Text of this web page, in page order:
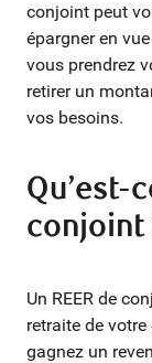
conjoint peut
épargner en
vous prendrez
retirer un
vos besoins.
Qu’est-
conjoint
Un REER de
retraite de
gagnez un